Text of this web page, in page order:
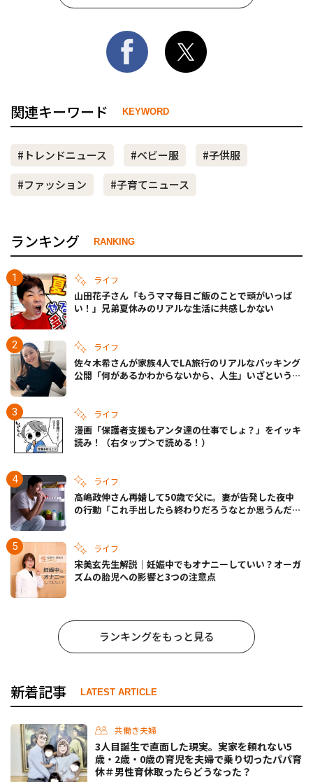
関連キーワード KEYWORD
#トレンドニュース #ベビー服
#子供服
#ファッション
#子育てニュース
ランキング RANKING
ライフ
山田花子さん「もうママ毎日ご飯のことで頭がいっぱ
い！」兄弟夏休みのリアルな生活に共感しかない
ライフ
佐々木希さんが家族4人でLA旅行のリアルなパッキング
公開「何があるかわからないから、人生」いざというと
ライフ
漫画「保護者支援もアンタ達の仕事でしょ？」をイッキ
読み！（右タップ＞で読める！）
ライフ
高嶋政伸さん再婚して50歳で父に。妻が告発した夜中
の行動「これ手出したら終わりだろうなとか思うんだけ
ライフ
宋美玄先生解説｜妊娠中でもオナニーしていい？オーガ
ズムの胎児への影響と3つの注意点
ランキングをもっと見る
新着記事 LATEST ARTICLE
共働き夫婦
3人目誕生で直面した現実。実家を頼れない5
歳・2歳・0歳の育児を夫婦で乗り切ったパパ育
休＃男性育休取ったらどうなった？